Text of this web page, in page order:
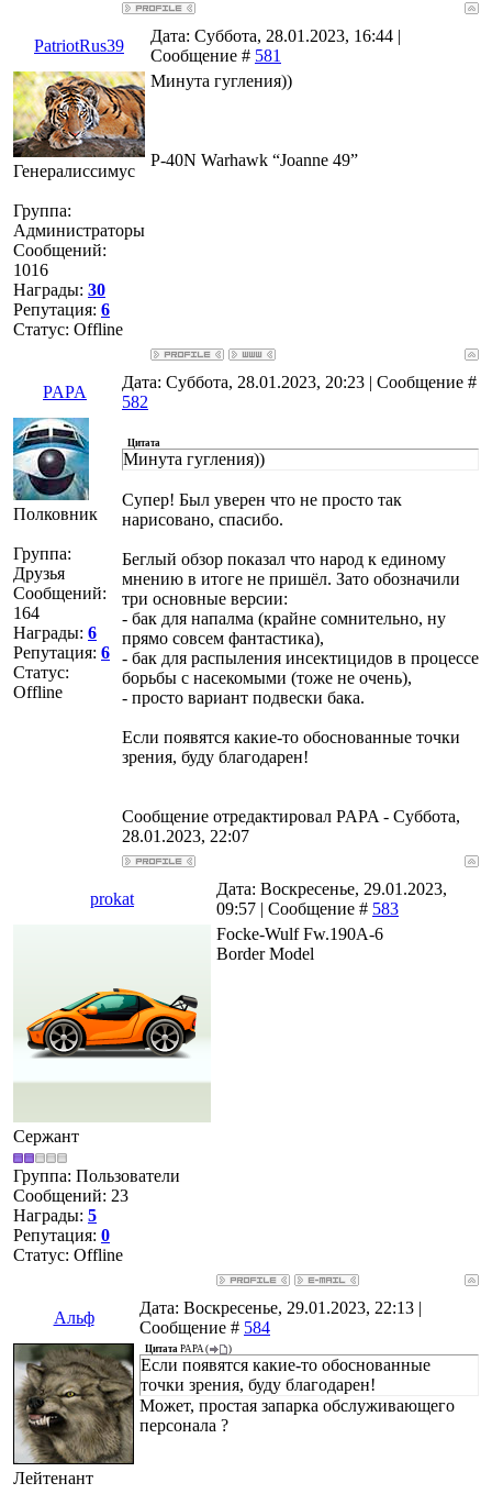
PatriotRus39
Дата: Суббота, 28.01.2023, 16:44 |
Сообщение # 581
Генералиссимус
Группа:
Администраторы
Сообщений:
1016
Награды: 30
Репутация: 6
Статус: Offline
Минута гугления))
P-40N Warhawk “Joanne 49”
PAPA
Дата: Суббота, 28.01.2023, 20:23 | Сообщение #
582
Полковник
Группа:
Друзья
Сообщений:
164
Награды: 6
Репутация: 6
Статус:
Offline
Цитата
Минута гугления))
Супер! Был уверен что не просто так
нарисовано, спасибо.
Беглый обзор показал что народ к единому
мнению в итоге не пришёл. Зато обозначили
три основные версии:
- бак для напалма (крайне сомнительно, ну
прямо совсем фантастика),
- бак для распыления инсектицидов в процессе
борьбы с насекомыми (тоже не очень),
- просто вариант подвески бака.
Если появятся какие-то обоснованные точки
зрения, буду благодарен!
Сообщение отредактировал PAPA - Суббота,
28.01.2023, 22:07
prokat
Дата: Воскресенье, 29.01.2023,
09:57 | Сообщение # 583
Сержант
Группа: Пользователи
Сообщений: 23
Награды: 5
Репутация: 0
Статус: Offline
Focke-Wulf Fw.190A-6
Border Model
Альф
Дата: Воскресенье, 29.01.2023, 22:13 |
Сообщение # 584
Лейтенант
Цитата PAPA( )
Если появятся какие-то обоснованные
точки зрения, буду благодарен!
Может, простая запарка обслуживающего
персонала ?